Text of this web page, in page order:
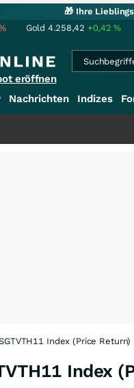
🎁 Ihre
Gold 4.258,42 +0,42%
eröffnen
Nachrichten Indizes
Index (Price Return)
Index